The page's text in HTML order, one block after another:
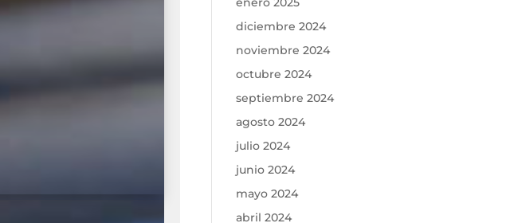
diciembre 2024
noviembre 2024
octubre 2024
septiembre 2024
agosto 2024
julio 2024
junio 2024
mayo 2024
abril 2024